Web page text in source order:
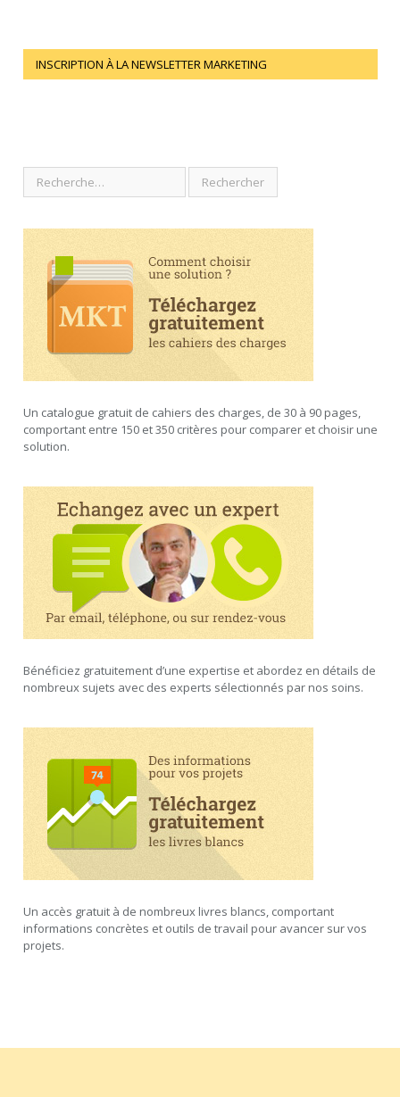
INSCRIPTION À LA NEWSLETTER MARKETING
Un catalogue gratuit de cahiers des charges, de 30 à 90 pages,
comportant entre 150 et 350 critères pour comparer et choisir une
solution.
Bénéficiez gratuitement d’une expertise et abordez en détails de
nombreux sujets avec des experts sélectionnés par nos soins.
Un accès gratuit à de nombreux livres blancs, comportant
informations concrètes et outils de travail pour avancer sur vos
projets.